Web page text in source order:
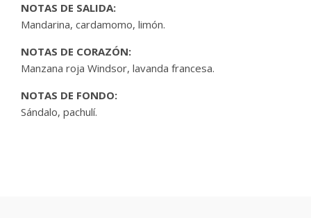
NOTAS DE SALIDA:
Mandarina, cardamomo, limón.
NOTAS DE CORAZÓN:
Manzana roja Windsor, lavanda francesa.
NOTAS DE FONDO:
Sándalo, pachulí.